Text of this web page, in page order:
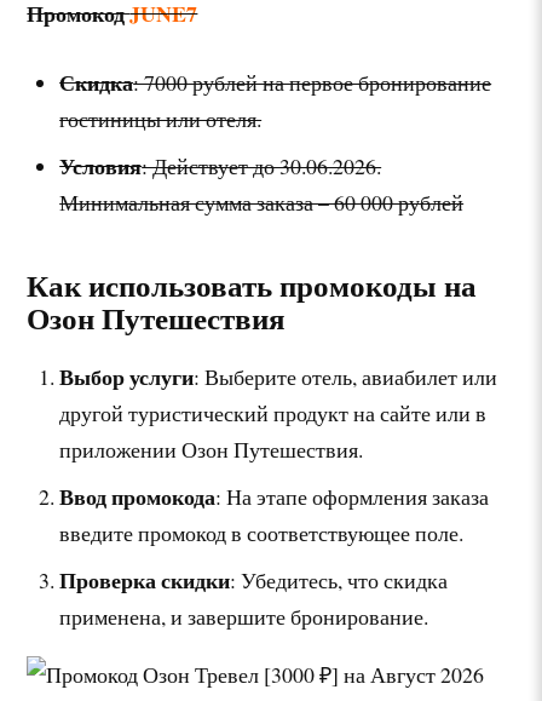
ПромокодJUNE7
Скидка: 7000 рублей на первое бронирование
гостиницы или отеля.
Условия: Действует до 30.06.2026.
Минимальная сумма заказа – 60 000 рублей
Как использовать промокоды на
Озон Путешествия
Выбор услуги: Выберите отель, авиабилет или
другой туристический продукт на сайте или в
приложении Озон Путешествия.
Ввод промокода: На этапе оформления заказа
введите промокод в соответствующее поле.
Проверка скидки: Убедитесь, что скидка
применена, и завершите бронирование.